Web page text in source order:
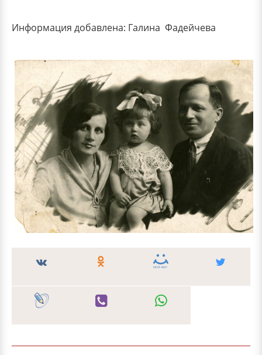
Информация добавлена: Галина Фадейчева